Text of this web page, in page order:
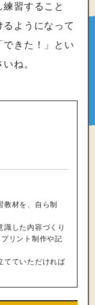
習すること
ようになって
できた！」とい
ね。
教材を、自ら制
識した内容づくり
リント制作や記
てていただければ